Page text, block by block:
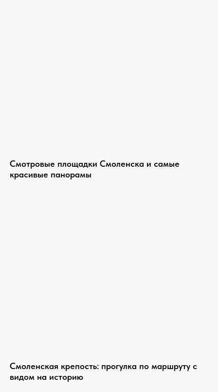
Смотровые площадки Смоленска и самые
красивые панорамы
Смоленская крепость: прогулка по маршруту с
видом на историю